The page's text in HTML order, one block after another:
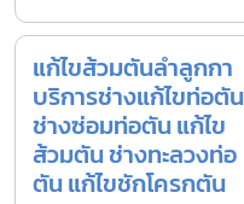
แก้ไขส้วมตันลำลูกกา
บริการช่างแก้ไขท่อตัน
ช่างซ่อมท่อตัน แก้ไข
ส้วมตัน ช่างทะลวงท่อ
ตัน แก้ไขชักโครกตัน